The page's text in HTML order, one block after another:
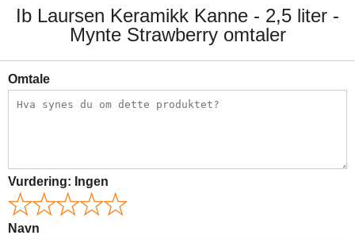
Ib Laursen Keramikk Kanne - 2,5 liter -
Mynte Strawberry omtaler
Omtale
Vurdering: Ingen
Navn